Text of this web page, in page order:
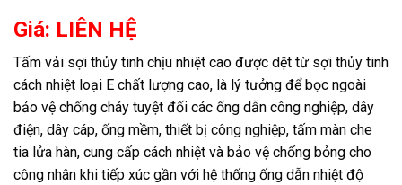
Giá: LIÊN HỆ
Tấm vải sợi thủy tinh chịu nhiệt cao được dệt từ sợi thủy tinh
cách nhiệt loại E chất lượng cao, là lý tưởng để bọc ngoài
bảo vệ chống cháy tuyệt đối các ống dẫn công nghiệp, dây
điện, dây cáp, ống mềm, thiết bị công nghiệp, tấm màn che
tia lửa hàn, cung cấp cách nhiệt và bảo vệ chống bỏng cho
công nhân khi tiếp xúc gần với hệ thống ống dẫn nhiệt độ